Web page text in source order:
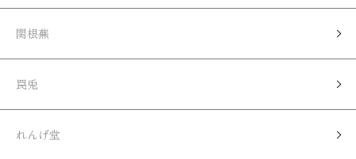
関根蕪
罠兎
れんげ堂